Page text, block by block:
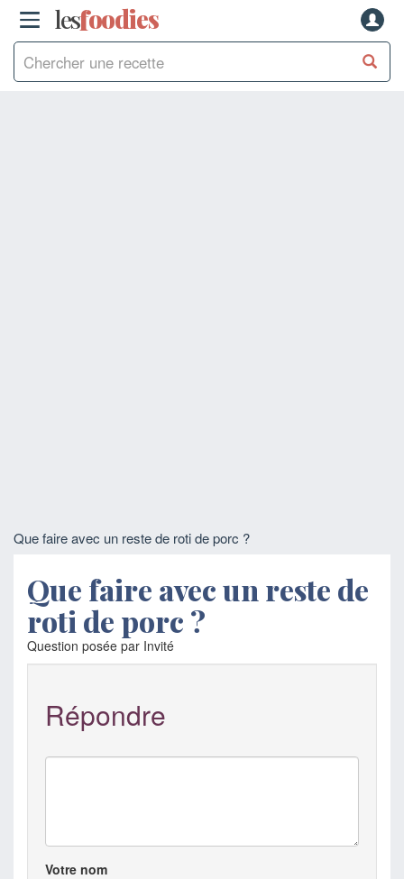
lesfoodies
Que faire avec un reste de roti de porc ?
Que faire avec un reste de
roti de porc ?
Question posée par Invité
Répondre
Votre nom